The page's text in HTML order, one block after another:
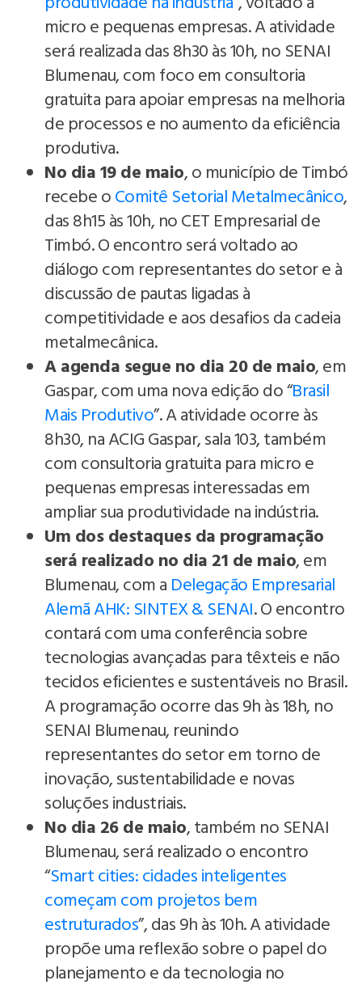
micro e pequenas empresas. A atividade
será realizada das 8h30 às 10h, no SENAI
Blumenau, com foco em consultoria
gratuita para apoiar empresas na melhoria
de processos e no aumento da eficiência
produtiva.
No dia 19 de maio, o município de Timbó
recebe oComitê Setorial Metalmecânico,
das 8h15 às 10h, no CET Empresarial de
Timbó. O encontro será voltado ao
diálogo com representantes do setor e à
discussão de pautas ligadas à
competitividade e aos desafios da cadeia
metalmecânica.
A agenda segue no dia 20 de maio, em
Gaspar, com uma nova edição do “Brasil
Mais Produtivo”. A atividade ocorre às
8h30, na ACIG Gaspar, sala 103, também
com consultoria gratuita para micro e
pequenas empresas interessadas em
ampliar sua produtividade na indústria.
Um dos destaques da programação
será realizado no dia 21 de maio, em
Blumenau, com a Delegação Empresarial
Alemã AHK: SINTEX & SENAI. O encontro
contará com uma conferência sobre
tecnologias avançadas para têxteis e não
tecidos eficientes e sustentáveis no Brasil.
A programação ocorre das 9h às 18h, no
SENAI Blumenau, reunindo
representantes do setor em torno de
inovação, sustentabilidade e novas
soluções industriais.
No dia 26 de maio, também no SENAI
Blumenau, será realizado o encontro
“Smart cities: cidades inteligentes
começam com projetos bem
estruturados”, das 9h às 10h. A atividade
propõe uma reflexão sobre o papel do
planejamento e da tecnologia no